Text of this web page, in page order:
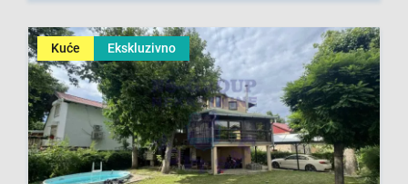
Kuće Ekskluzivno